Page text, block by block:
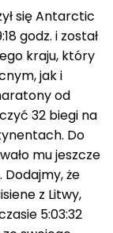
się Antarctic
godz. i został
kraju, który
jak i
od
32 biegi na
Do
mu jeszcze
że
z Litwy,
5:03:32